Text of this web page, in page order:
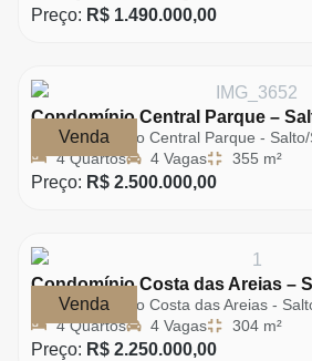
Preço: R$ 1.490.000,00
Venda
Condomínio Central Parque –
Condomínio Central Parque - Salto/
4 Quartos
4 Vagas 355 m²
Preço: R$ 2.500.000,00
Venda
Condomínio Costa das Areias –
Condomínio Costa das Areias -
4 Quartos
4 Vagas 304 m²
Preço: R$ 2.250.000,00